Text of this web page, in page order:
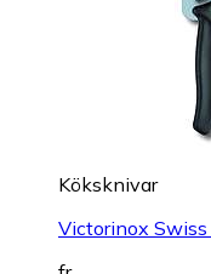
Köksknivar
Victorinox